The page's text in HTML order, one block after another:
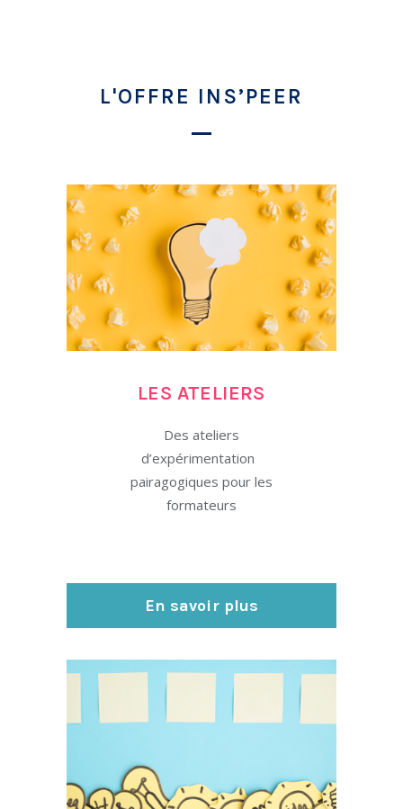
L'OFFRE INS’PEER
LES ATELIERS
Des ateliers
d’expérimentation
pairagogiques pour les
formateurs
En savoir plus